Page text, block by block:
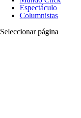
Espectáculo
Columnistas
Seleccionar página